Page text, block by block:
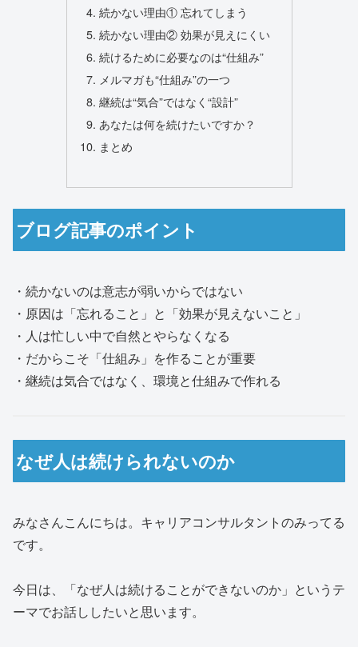
続かない理由① 忘れてしまう
続かない理由② 効果が見えにくい
続けるために必要なのは“仕組み”
メルマガも“仕組み”の一つ
継続は“気合”ではなく“設計”
あなたは何を続けたいですか？
まとめ
ブログ記事のポイント
・続かないのは意志が弱いからではない
・原因は「忘れること」と「効果が見えないこと」
・人は忙しい中で自然とやらなくなる
・だからこそ「仕組み」を作ることが重要
・継続は気合ではなく、環境と仕組みで作れる
なぜ人は続けられないのか
みなさんこんにちは。キャリアコンサルタントのみってる
です。
今日は、「なぜ人は続けることができないのか」というテ
ーマでお話ししたいと思います。